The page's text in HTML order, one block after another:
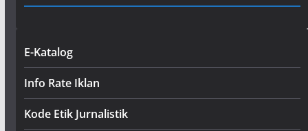
E-Katalog
Info Rate Iklan
Kode Etik Jurnalistik